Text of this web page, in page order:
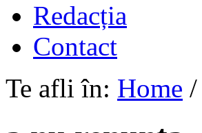
Redacția
Contact
Te afli în: Home /